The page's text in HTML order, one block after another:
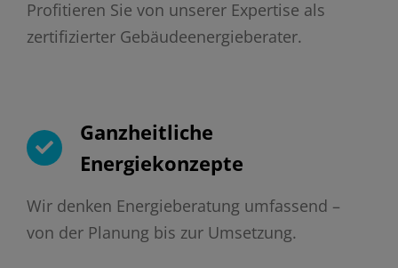
Profitieren Sie von unserer Expertise als
zertifizierter Gebäudeenergieberater.
Ganzheitliche
Energiekonzepte
Wir denken Energieberatung umfassend –
von der Planung bis zur Umsetzung.